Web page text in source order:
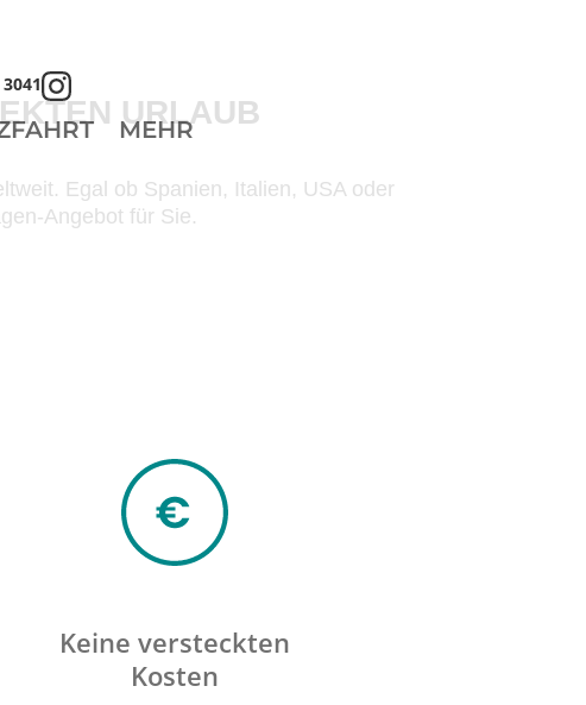
MEHR
URLAUB
Egal ob Spanien, Italien, USA oder
Angebot für Sie.
Keine versteckten
Kosten